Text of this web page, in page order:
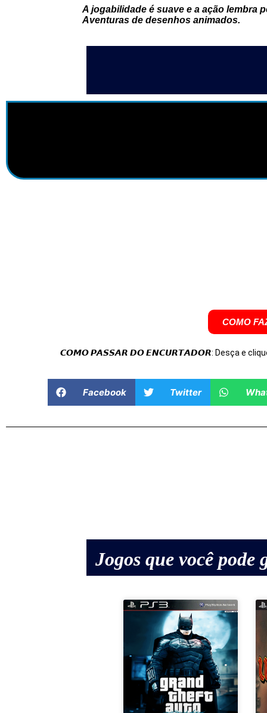
A jogabilidade é suave e a ação lembra
Aventuras de desenhos animados.
COMO
𝘾𝙊𝙈𝙊 𝙋𝘼𝙎𝙎𝘼𝙍 𝘿𝙊 𝙀𝙉𝘾𝙐𝙍𝙏𝘼𝘿𝙊𝙍: Desça e clique
Facebook Twitter
Jogos que você pode